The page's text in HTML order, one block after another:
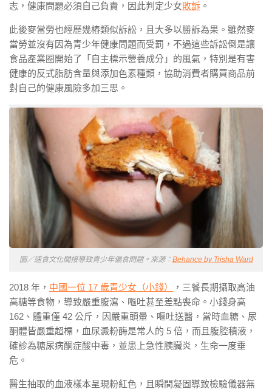
志，健康問題必須自己負責，因此判定少女敗訴 。
此後麥當勞也經歷幾樁類似訴訟，且大多以勝訴為果。雖然麥
當勞並沒有因為青少年健康問題而受罰，不過這些訴訟倒是讓
食品產業圈開始了「自主標示營養成分」的風氣，特別是有害
健康的反式脂肪含量與添加色素種類，協助消費者購買商品前
對自己的健康風險多加三思。
圖／速食文化間接導致青少年偏食問題。來源： Behance by Trisha Ward
2018 年， 中國一位 17 歲青少女（小錢）
，三餐長期攝取高油
高糖等食物，導致嚴重腹瀉、嘔吐甚至差點喪命。小錢身高
162、體重僅 42 公斤，因嚴重頭暈、嘔吐送醫，當時血糖、尿
酮體皆嚴重超標，血尿澱粉酶是常人的 5 倍，而且腹腔積液，
確診為糖尿病酮症酸中毒，並患上急性胰臟炎，生命一度垂
危。
醫生抽取的血液樣本呈現粉紅色，且瞬間凝固導致檢驗儀器無